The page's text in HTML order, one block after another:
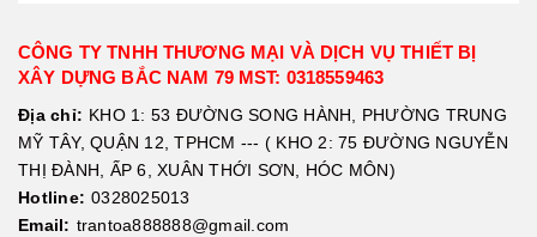
CÔNG TY TNHH THƯƠNG MẠI VÀ DỊCH VỤ THIẾT BỊ
XÂY DỰNG BẮC NAM 79 MST: 0318559463
Địa chỉ: KHO 1: 53 ĐƯỜNG SONG HÀNH, PHƯỜNG TRUNG
MỸ TÂY, QUẬN 12, TPHCM --- ( KHO 2: 75 ĐƯỜNG NGUYỄN
THỊ ĐÀNH, ẤP 6, XUÂN THỚI SƠN, HÓC MÔN)
Hotline: 0328025013
Email: trantoa888888@gmail.com